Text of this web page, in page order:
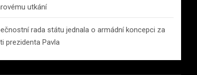
utkání
rada státu jednala o armádní koncepci za
prezidenta Pavla